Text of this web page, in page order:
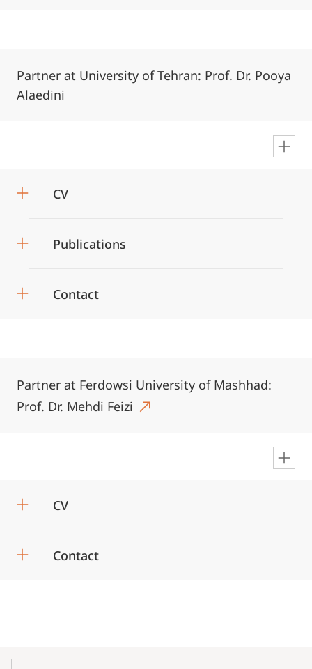
Partner at University of Tehran: Prof. Dr. Pooya
Alaedini
CV
Publications
Contact
Partner at Ferdowsi University of Mashhad:
Prof. Dr. Mehdi Feizi
CV
Contact